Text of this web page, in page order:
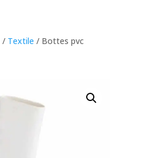
/ Textile / Bottes pvc